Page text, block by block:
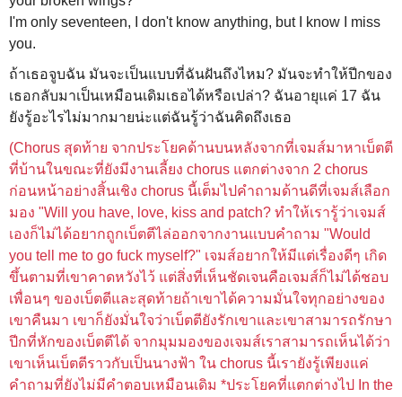
I'm only seventeen, I don't know anything, but I know I miss
you.
ถ้าเธอจูบฉัน มันจะเป็นแบบที่ฉันฝันถึงไหม? มันจะทำให้ปีกของ
เธอกลับมาเป็นเหมือนเดิมเธอได้หรือเปล่า? ฉันอายุแค่ 17 ฉัน
ยังรู้อะไรไม่มากมายน่ะแต่ฉันรู้ว่าฉันคิดถึงเธอ
(Chorus สุดท้าย จากประโยคด้านบนหลังจากที่เจมส์มาหาเบ็ตตี
ที่บ้านในขณะที่ยังมีงานเลี้ยง chorus แตกต่างจาก 2 chorus
ก่อนหน้าอย่างสิ้นเชิง chorus นี้เต็มไปคำถามด้านดีที่เจมส์เลือก
มอง "Will you have, love, kiss and patch? ทำให้เรารู้ว่าเจมส์
เองก็ไม่ได้อยากถูกเบ็ตตีไล่ออกจากงานแบบคำถาม "Would
you tell me to go fuck myself?" เจมส์อยากให้มีแต่เรื่องดีๆ เกิด
ขึ้นตามที่เขาคาดหวังไว้ แต่สิ่งที่เห็นชัดเจนคือเจมส์ก็ไม่ได้ชอบ
เพื่อนๆ ของเบ็ตตีและสุดท้ายถ้าเขาได้ความมั่นใจทุกอย่างของ
เขาคืนมา เขาก็ยังมั่นใจว่าเบ็ตตียังรักเขาและเขาสามารถรักษา
ปีกที่หักของเบ็ตตีได้ จากมุมมองของเจมส์เราสามารถเห็นได้ว่า
เขาเห็นเบ็ตตีราวกับเป็นนางฟ้า ใน chorus นี้เรายังรู้เพียงแค่
คำถามที่ยังไม่มีคำตอบเหมือนเดิม *ประโยคที่แตกต่างไป In the